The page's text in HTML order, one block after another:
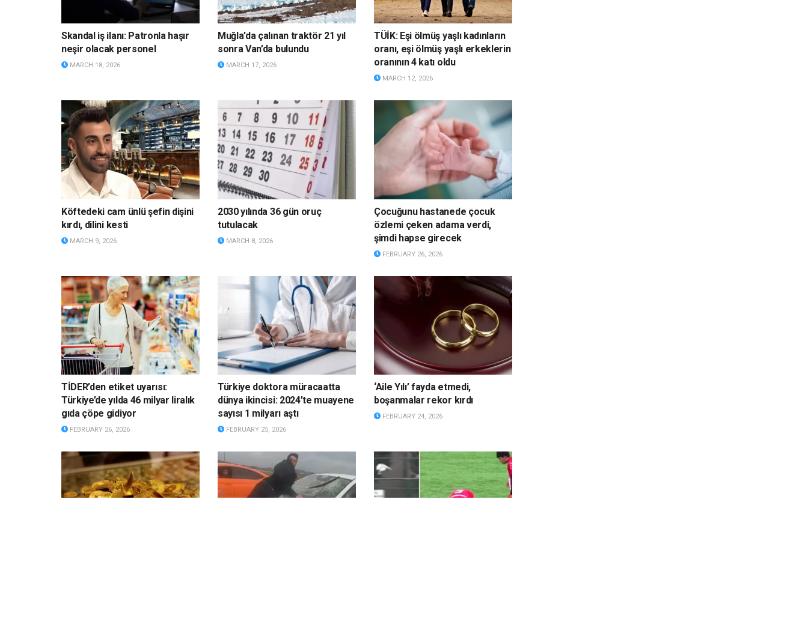
Skandal iş ilanı: Patronla haşır
neşir olacak personel
MARCH 18, 2026
Muğla’da çalınan traktör 21 yıl
sonra Van’da bulundu
MARCH 17, 2026
TÜİK: Eşi ölmüş yaşlı kadınların
oranı, eşi ölmüş yaşlı erkeklerin
oranının 4 katı oldu
MARCH 12, 2026
Köftedeki cam ünlü şefin dişini
kırdı, dilini kesti
MARCH 9, 2026
2030 yılında 36 gün oruç
tutulacak
MARCH 8, 2026
Çocuğunu hastanede çocuk
özlemi çeken adama verdi,
şimdi hapse girecek
FEBRUARY 26, 2026
TİDER’den etiket uyarısı:
Türkiye’de yılda 46 milyar liralık
gıda çöpe gidiyor
FEBRUARY 26, 2026
Türkiye doktora müracaatta
dünya ikincisi: 2024’te muayene
sayısı 1 milyarı aştı
FEBRUARY 25, 2026
‘Aile Yılı’ fayda etmedi,
boşanmalar rekor kırdı
FEBRUARY 24, 2026